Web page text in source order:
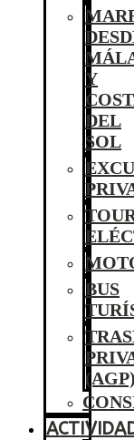
Y
DEL
SOL
BUS
(AGP)